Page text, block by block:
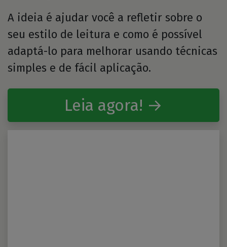
A ideia é ajudar você a refletir sobre o
seu estilo de leitura e como é possível
adaptá-lo para melhorar usando técnicas
simples e de fácil aplicação.
Leia agora! →